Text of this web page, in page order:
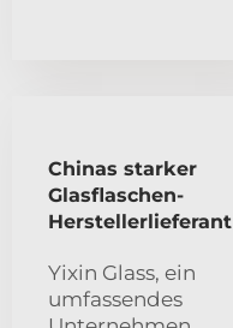
Chinas starker
Glasflaschen-
Herstellerlieferant
Yixin Glass, ein
umfassendes